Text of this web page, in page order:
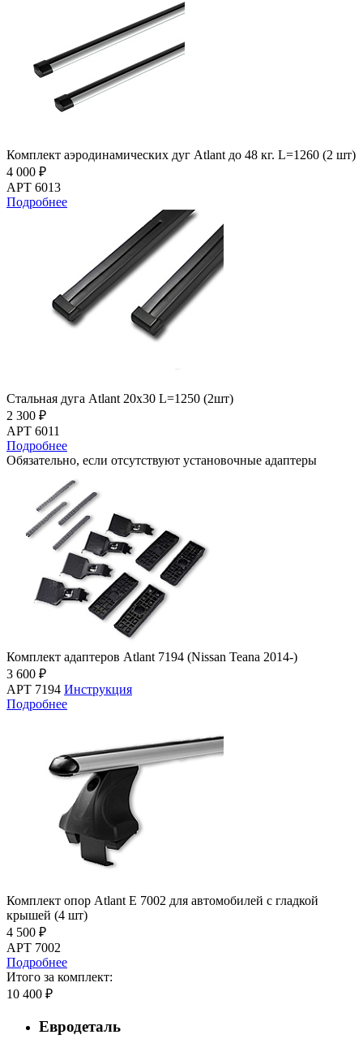
Комплект аэродинамических дуг Atlant до 48 кг. L=1260 (2 шт)
4 000 ₽
АРТ 6013
Подробнее
Стальная дуга Atlant 20х30 L=1250 (2шт)
2 300 ₽
АРТ 6011
Подробнее
Обязательно, если отсутствуют установочные адаптеры
Комплект адаптеров Atlant 7194 (Nissan Teana 2014-)
3 600 ₽
АРТ 7194 Инструкция
Подробнее
Комплект опор Atlant E 7002 для автомобилей c гладкой
крышей (4 шт)
4 500 ₽
АРТ 7002
Подробнее
Итого за комплект:
10 400 ₽
Евродеталь